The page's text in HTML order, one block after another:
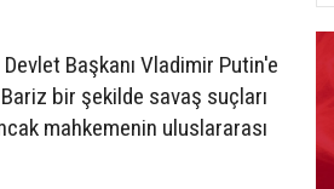
Başkanı Vladimir Putin'e
bir şekilde savaş suçları
mahkemenin uluslararası